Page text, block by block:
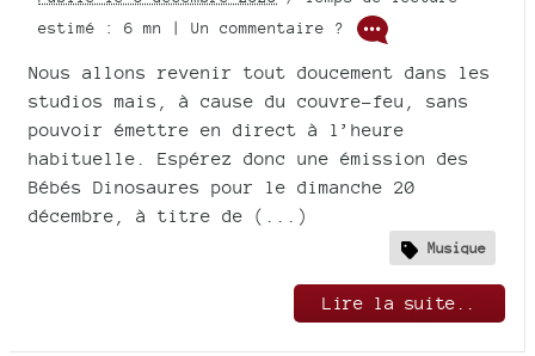
estimé : 6 mn | Un commentaire ?
Nous allons revenir tout doucement dans les
studios mais, à cause du couvre-feu, sans
pouvoir émettre en direct à l’heure
habituelle. Espérez donc une émission des
Bébés Dinosaures pour le dimanche 20
décembre, à titre de (...)
Musique
Lire la suite..